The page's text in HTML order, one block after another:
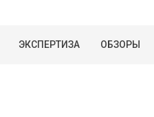
ЭКСПЕРТИЗА ОБЗОРЫ